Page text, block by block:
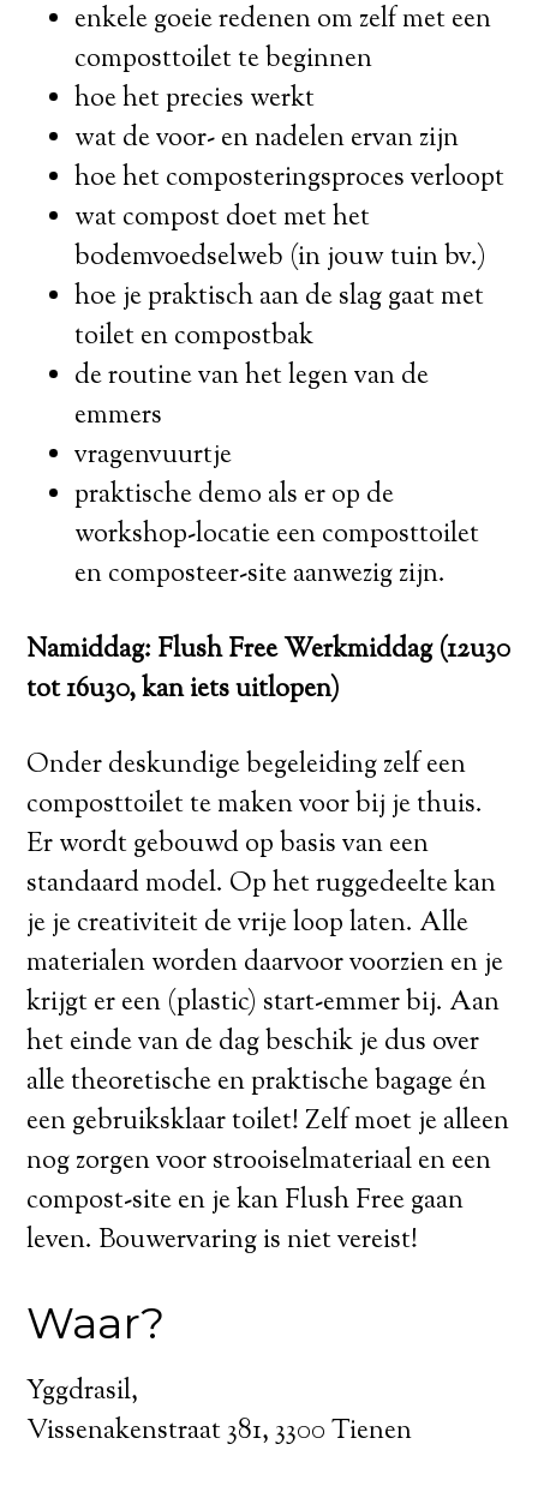
enkele goeie redenen om zelf met een
composttoilet te beginnen
hoe het precies werkt
wat de voor- en nadelen ervan zijn
hoe het composteringsproces verloopt
wat compost doet met het
bodemvoedselweb (in jouw tuin bv.)
hoe je praktisch aan de slag gaat met
toilet en compostbak
de routine van het legen van de
emmers
vragenvuurtje
praktische demo als er op de
workshop-locatie een composttoilet
en composteer-site aanwezig zijn.
Namiddag: Flush Free Werkmiddag (12u30
tot 16u30, kan iets uitlopen)
Onder deskundige begeleiding zelf een
composttoilet te maken voor bij je thuis.
Er wordt gebouwd op basis van een
standaard model. Op het ruggedeelte kan
je je creativiteit de vrije loop laten. Alle
materialen worden daarvoor voorzien en je
krijgt er een (plastic) start-emmer bij. Aan
het einde van de dag beschik je dus over
alle theoretische en praktische bagage én
een gebruiksklaar toilet! Zelf moet je alleen
nog zorgen voor strooiselmateriaal en een
compost-site en je kan Flush Free gaan
leven. Bouwervaring is niet vereist!
Waar?
Yggdrasil,
Vissenakenstraat 381, 3300 Tienen